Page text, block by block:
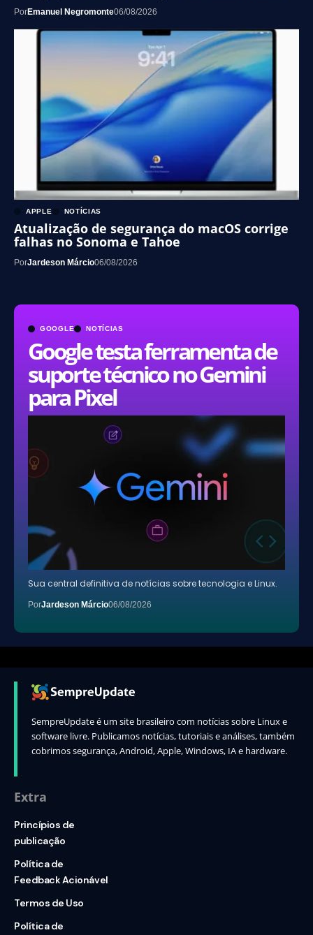
GOOGLE NOTÍCIAS
Google testa ferramenta de
suporte técnico no Gemini
para Pixel
Sua central definitiva de notícias sobre tecnologia e Linux.
PorJardeson Márcio06/08/2026
PorEmanuel Negromonte06/08/2026
APPLE NOTÍCIAS
Atualização de segurança do macOS corrige
falhas no Sonoma e Tahoe
PorJardeson Márcio06/08/2026
SempreUpdate é um site brasileiro com notícias sobre Linux e
software livre. Publicamos notícias, tutoriais e análises, também
cobrimos segurança, Android, Apple, Windows, IA e hardware.
Extra
Princípios de
publicação
Política de
Feedback Acionável
Termos de Uso
Política de